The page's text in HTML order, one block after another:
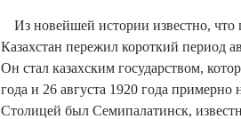
Из новейшей истории известно, что
Казахстан пережил короткий период
Он стал казахским государством,
года и 26 августа 1920 года
Столицей был Семипалатинск,